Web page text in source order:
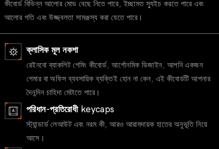
কীবোর্ড বিভিন্ন আলোর মোড বেছে নিতে পারে, ইচ্ছামত স্যুইচ করতে পারে এবং
আলোর গতি এবং উজ্জ্বলতা সামঞ্জস্য করা যেতে পারে।
ক্লাসিক মূল নকশা
রেইনবো ব্যাকলিট গেমিং কীবোর্ড, আর্গোনমিক ডিজাইন, আপনি একজন
গেমার বা অফিস ব্যবসায়িক ব্যক্তিই হোন না কেন, এই কীবোর্ডটি আপনার
দৈনন্দিন চাহিদা মেটাতে পারে।
পরিধান-প্রতিরোধী keycaps
স্ট্যান্ডার্ড লেআউট এবং নরম কী, আরও আরামদায়ক হাতের অনুভূতি নিয়ে
আসে।